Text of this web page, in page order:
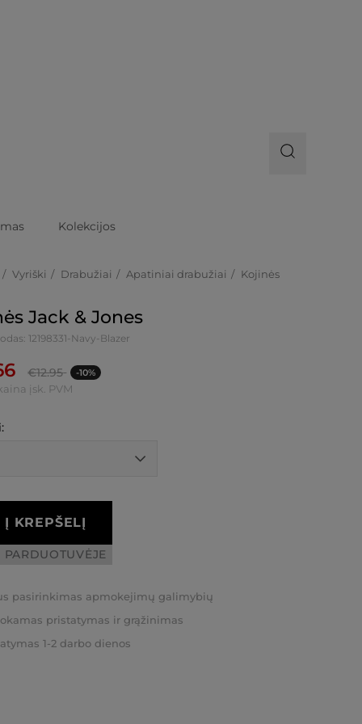
Kolekcijos
Vyriški Drabužiai Apatiniai drabužiai Kojinės
Jack & Jones
12198331-Navy-Blazer
€12.95 -10%
įsk. PVM
Į KREPŠELĮ
PARDUOTUVĖJE
pasirinkimas apmokejimų galimybių
pristatymas ir grąžinimas
1-2 darbo dienos